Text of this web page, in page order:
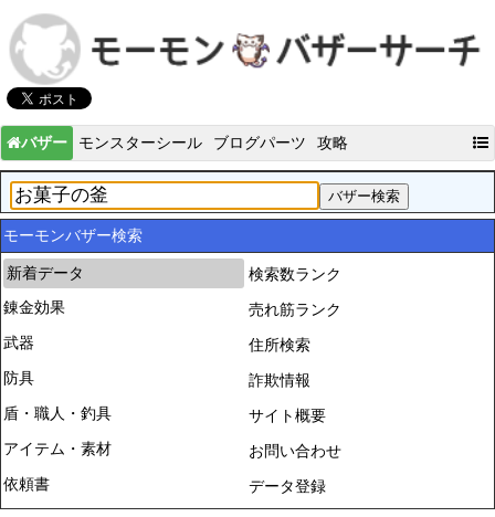
バザー モンスターシール ブログパーツ 攻略
モーモンバザー検索
新着データ
錬金効果
武器
防具
盾・職人・釣具
アイテム・素材
依頼書
検索数ランク
売れ筋ランク
住所検索
詐欺情報
サイト概要
お問い合わせ
データ登録